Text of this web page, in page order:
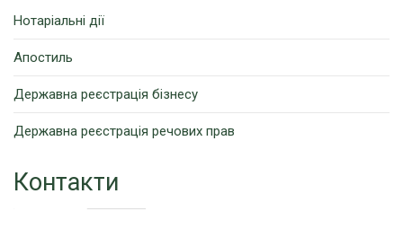
Нотаріальні дії
Апостиль
Державна реєстрація бізнесу
Державна реєстрація речових прав
Контакти